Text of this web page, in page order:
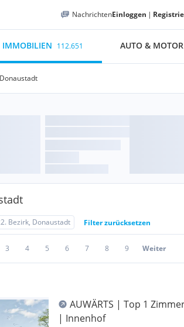
NachrichtenEinloggen |
IMMOBILIEN 112.651 AUTO & MOTOR
Bezirk, Donaustadt Filter zurücksetzen
3 4 5 6 7 8 9 Weiter
AUWÄRTS | Top 1
| Innenhof